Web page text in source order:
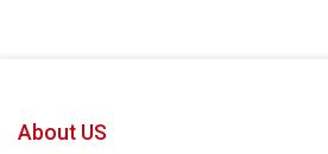
About US